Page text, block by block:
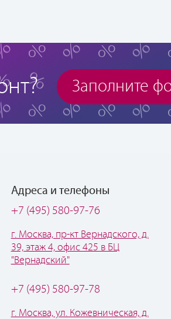
Заполните
Адреса и телефоны
+7 (495) 580-97-76
г. Москва, пр-кт Вернадского, д.
39, этаж 4, офис 425 в БЦ
"Вернадский"
+7 (495) 580-97-78
г. Москва, ул. Кожевническая, д.